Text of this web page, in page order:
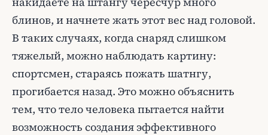
блинов, и начнете жать этот вес над головой.
В таких случаях, когда снаряд слишком
тяжелый, можно наблюдать картину:
спортсмен, стараясь пожать шатнгу,
прогибается назад. Это можно объяснить
тем, что тело человека пытается найти
возможность создания эффективного